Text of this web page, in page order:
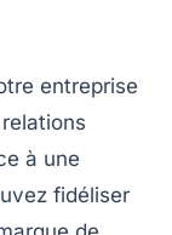
entreprise
à une
fidéliser